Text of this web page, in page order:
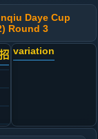
Daye Cup
Round 3
variation